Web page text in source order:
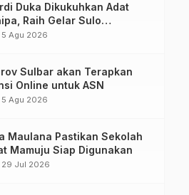
Duka Dikukuhkan Adat
Raih Gelar Sulo
5 Agu 2026
Sulbar akan Terapkan
Online untuk ASN
5 Agu 2026
Maulana Pastikan Sekolah
Mamuju Siap Digunakan
29 Jul 2026